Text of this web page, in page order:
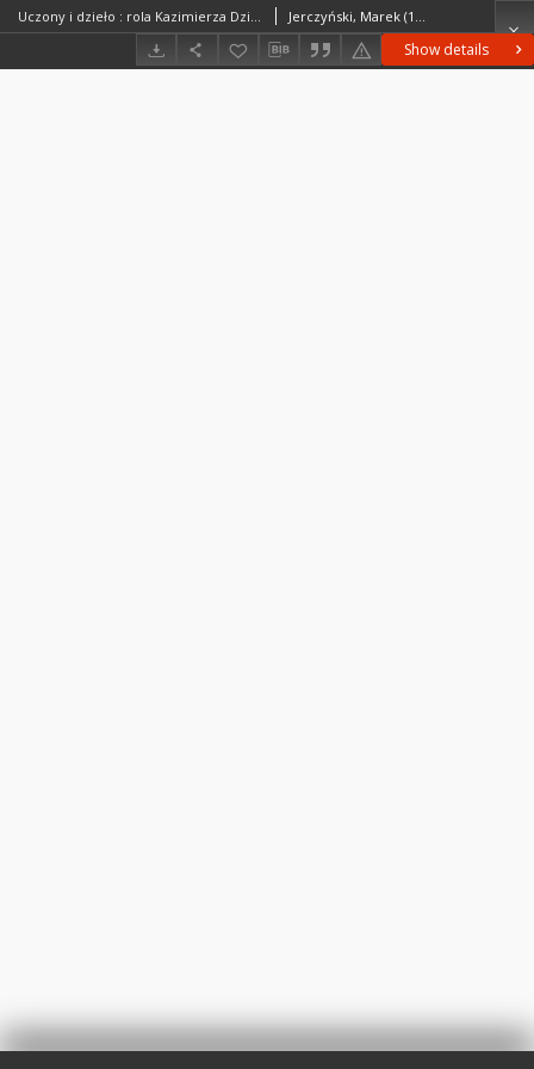
Show details
Uczony i dzieło : rola Kazimierza Dziewońskiego w rozwoju geografii = The scholar and his work : the role of Kazimierz Dziewoński in the development of geography Jerczyński, Marek (1941– )Śleszyński, Przemysław